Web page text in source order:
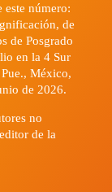
este número:
de
de Posgrado
en la 4 Sur
México,
de 2026.
no
de la